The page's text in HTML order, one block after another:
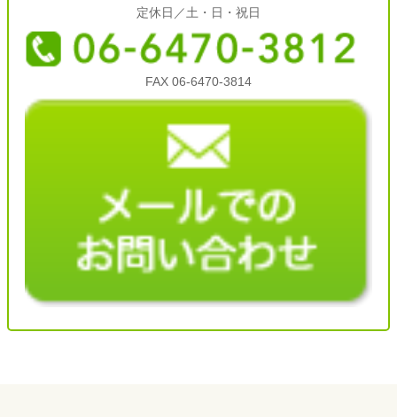
定休日／土・日・祝日
FAX 06-6470-3814